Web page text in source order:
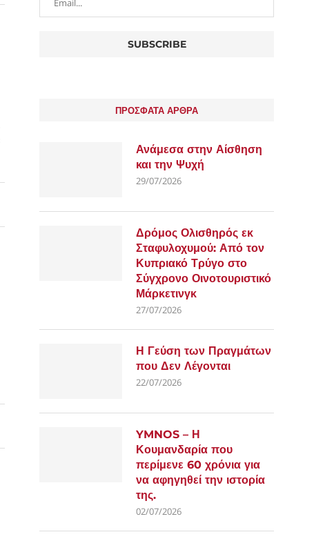
ΠΡΟΣΦΑΤΑ ΑΡΘΡΑ
Ανάμεσα στην Αίσθηση
και την Ψυχή
29/07/2026
Δρόμος Ολισθηρός εκ
Σταφυλοχυμού: Από τον
Κυπριακό Τρύγο στο
Σύγχρονο Οινοτουριστικό
Μάρκετινγκ
27/07/2026
Η Γεύση των Πραγμάτων
που Δεν Λέγονται
22/07/2026
YMNOS – Η
Κουμανδαρία που
περίμενε 60 χρόνια για
να αφηγηθεί την ιστορία
της.
02/07/2026